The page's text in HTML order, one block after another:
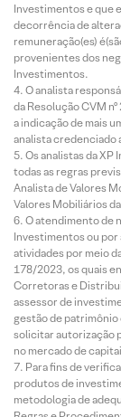
Investimentos e que
decorrência de
remuneração(es)
provenientes dos
Investimentos.
O analista
da Resolução CVM
a indicação de mais
analista credenciado
Os analistas da
todas as regras
Analista de Valores
Valores Mobiliários
O atendimento de
Investimentos ou por
atividades por meio
178/2023, os quais
Corretoras e
assessor de
gestão de
solicitar autorização
no mercado de
Para fins de
produtos de
metodologia de